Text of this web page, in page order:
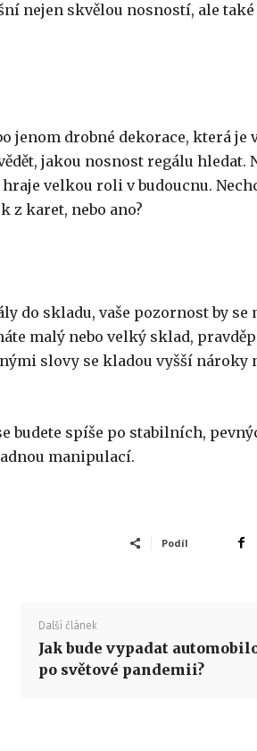
nejen skvělou nosností, ale
drobné dekorace, která je
jakou nosnost regálu hledat.
velkou roli v budoucnu.
z karet, nebo ano?
do skladu, vaše pozornost by se
malý nebo velký sklad,
slovy se kladou vyšší nároky
budete spíše po stabilních,
manipulací.
Podíl
Další článek
Jak bude vypadat
po světové pandemii?